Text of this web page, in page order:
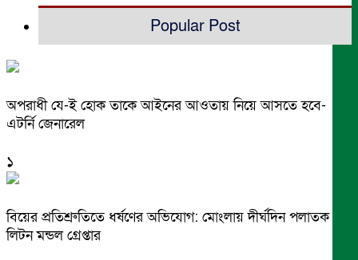
Popular Post
অপরাধী যে-ই হোক তাকে আইনের আওতায় নিয়ে আসতে হবে-
এটর্নি জেনারেল
১
বিয়ের প্রতিশ্রুতিতে ধর্ষণের অভিযোগ: মোংলায় দীর্ঘদিন পলাতক
লিটন মন্ডল গ্রেপ্তার